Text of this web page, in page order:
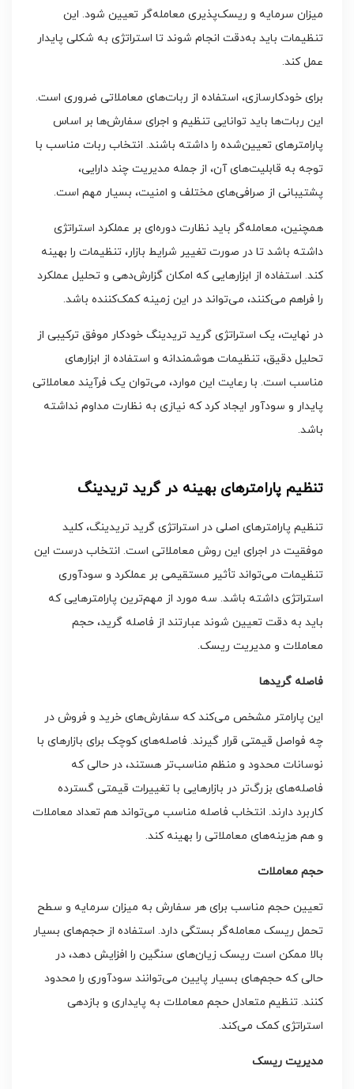
میزان سرمایه و ریسک‌پذیری معامله‌گر تعیین شود. این
تنظیمات باید به‌دقت انجام شوند تا استراتژی به شکلی پایدار
عمل کند.
برای خودکارسازی، استفاده از ربات‌های معاملاتی ضروری است.
این ربات‌ها باید توانایی تنظیم و اجرای سفارش‌ها بر اساس
پارامترهای تعیین‌شده را داشته باشند. انتخاب ربات مناسب با
توجه به قابلیت‌های آن، از جمله مدیریت چند دارایی،
پشتیبانی از صرافی‌های مختلف و امنیت، بسیار مهم است.
همچنین، معامله‌گر باید نظارت دوره‌ای بر عملکرد استراتژی
داشته باشد تا در صورت تغییر شرایط بازار، تنظیمات را بهینه
کند. استفاده از ابزارهایی که امکان گزارش‌دهی و تحلیل عملکرد
را فراهم می‌کنند، می‌تواند در این زمینه کمک‌کننده باشد.
در نهایت، یک استراتژی گرید تریدینگ خودکار موفق ترکیبی از
تحلیل دقیق، تنظیمات هوشمندانه و استفاده از ابزارهای
مناسب است. با رعایت این موارد، می‌توان یک فرآیند معاملاتی
پایدار و سودآور ایجاد کرد که نیازی به نظارت مداوم نداشته
باشد.
تنظیم پارامترهای بهینه در گرید تریدینگ
تنظیم پارامترهای اصلی در استراتژی گرید تریدینگ، کلید
موفقیت در اجرای این روش معاملاتی است. انتخاب درست این
تنظیمات می‌تواند تأثیر مستقیمی بر عملکرد و سودآوری
استراتژی داشته باشد. سه مورد از مهم‌ترین پارامترهایی که
باید به دقت تعیین شوند عبارتند از فاصله گرید، حجم
معاملات و مدیریت ریسک.
فاصله گریدها
این پارامتر مشخص می‌کند که سفارش‌های خرید و فروش در
چه فواصل قیمتی قرار گیرند. فاصله‌های کوچک برای بازارهای با
نوسانات محدود و منظم مناسب‌تر هستند، در حالی که
فاصله‌های بزرگ‌تر در بازارهایی با تغییرات قیمتی گسترده
کاربرد دارند. انتخاب فاصله مناسب می‌تواند هم تعداد معاملات
و هم هزینه‌های معاملاتی را بهینه کند.
حجم معاملات
تعیین حجم مناسب برای هر سفارش به میزان سرمایه و سطح
تحمل ریسک معامله‌گر بستگی دارد. استفاده از حجم‌های بسیار
بالا ممکن است ریسک زیان‌های سنگین را افزایش دهد، در
حالی که حجم‌های بسیار پایین می‌توانند سودآوری را محدود
کنند. تنظیم متعادل حجم معاملات به پایداری و بازدهی
استراتژی کمک می‌کند.
مدیریت ریسک